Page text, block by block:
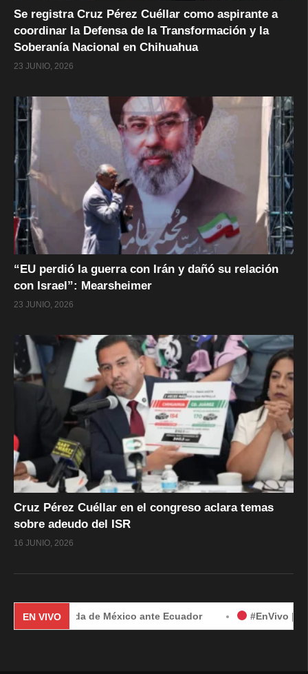
Se registra Cruz Pérez Cuéllar como aspirante a
coordinar la Defensa de la Transformación y la
Soberanía Nacional en Chihuahua
23 JUNIO, 2026
“EU perdió la guerra con Irán y dañó su relación
con Israel”: Mearsheimer
23 JUNIO, 2026
Cruz Pérez Cuéllar en el congreso aclara temas
sobre adeudo del ISR
16 JUNIO, 2026
EN VIVOde México ante Ecuador #EnVivo | Demanda